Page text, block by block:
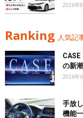
2026年
Ranking 人気記
の新
2026年
手放
機能